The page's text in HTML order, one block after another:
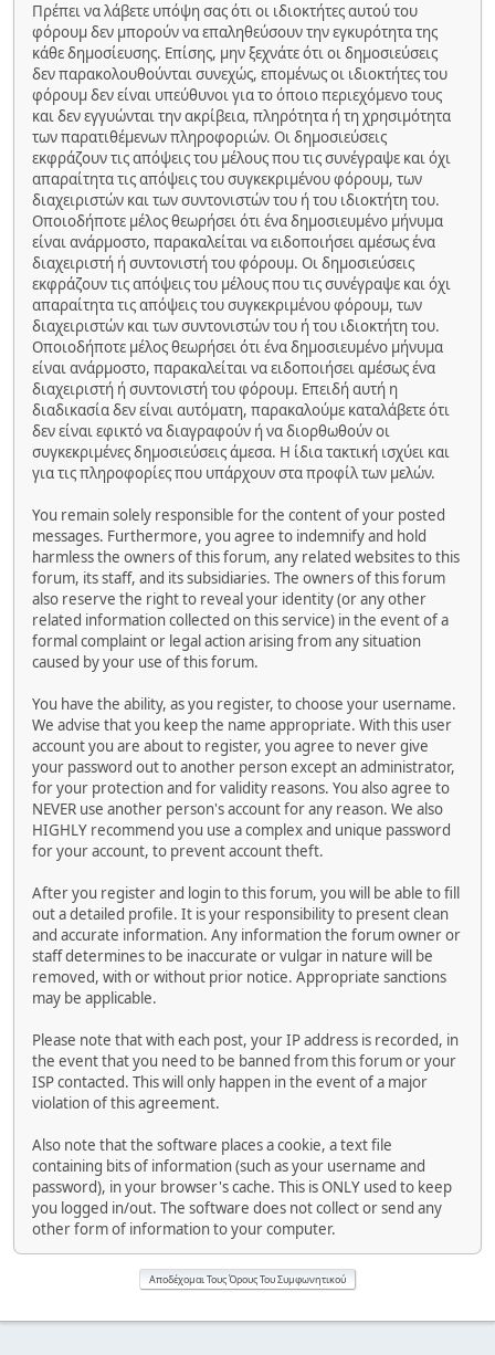
Πρέπει να λάβετε υπόψη σας ότι οι ιδιοκτήτες αυτού του
φόρουμ δεν μπορούν να επαληθεύσουν την εγκυρότητα της
κάθε δημοσίευσης. Επίσης, μην ξεχνάτε ότι οι δημοσιεύσεις
δεν παρακολουθούνται συνεχώς, επομένως οι ιδιοκτήτες του
φόρουμ δεν είναι υπεύθυνοι για το όποιο περιεχόμενο τους
και δεν εγγυώνται την ακρίβεια, πληρότητα ή τη χρησιμότητα
των παρατιθέμενων πληροφοριών. Οι δημοσιεύσεις
εκφράζουν τις απόψεις του μέλους που τις συνέγραψε και όχι
απαραίτητα τις απόψεις του συγκεκριμένου φόρουμ, των
διαχειριστών και των συντονιστών του ή του ιδιοκτήτη του.
Οποιοδήποτε μέλος θεωρήσει ότι ένα δημοσιευμένο μήνυμα
είναι ανάρμοστο, παρακαλείται να ειδοποιήσει αμέσως ένα
διαχειριστή ή συντονιστή του φόρουμ. Οι δημοσιεύσεις
εκφράζουν τις απόψεις του μέλους που τις συνέγραψε και όχι
απαραίτητα τις απόψεις του συγκεκριμένου φόρουμ, των
διαχειριστών και των συντονιστών του ή του ιδιοκτήτη του.
Οποιοδήποτε μέλος θεωρήσει ότι ένα δημοσιευμένο μήνυμα
είναι ανάρμοστο, παρακαλείται να ειδοποιήσει αμέσως ένα
διαχειριστή ή συντονιστή του φόρουμ. Επειδή αυτή η
διαδικασία δεν είναι αυτόματη, παρακαλούμε καταλάβετε ότι
δεν είναι εφικτό να διαγραφούν ή να διορθωθούν οι
συγκεκριμένες δημοσιεύσεις άμεσα. Η ίδια τακτική ισχύει και
για τις πληροφορίες που υπάρχουν στα προφίλ των μελών.
You remain solely responsible for the content of your posted
messages. Furthermore, you agree to indemnify and hold
harmless the owners of this forum, any related websites to this
forum, its staff, and its subsidiaries. The owners of this forum
also reserve the right to reveal your identity (or any other
related information collected on this service) in the event of a
formal complaint or legal action arising from any situation
caused by your use of this forum.
You have the ability, as you register, to choose your username.
We advise that you keep the name appropriate. With this user
account you are about to register, you agree to never give
your password out to another person except an administrator,
for your protection and for validity reasons. You also agree to
NEVER use another person's account for any reason. We also
HIGHLY recommend you use a complex and unique password
for your account, to prevent account theft.
After you register and login to this forum, you will be able to fill
out a detailed profile. It is your responsibility to present clean
and accurate information. Any information the forum owner or
staff determines to be inaccurate or vulgar in nature will be
removed, with or without prior notice. Appropriate sanctions
may be applicable.
Please note that with each post, your IP address is recorded, in
the event that you need to be banned from this forum or your
ISP contacted. This will only happen in the event of a major
violation of this agreement.
Also note that the software places a cookie, a text file
containing bits of information (such as your username and
password), in your browser's cache. This is ONLY used to keep
you logged in/out. The software does not collect or send any
other form of information to your computer.